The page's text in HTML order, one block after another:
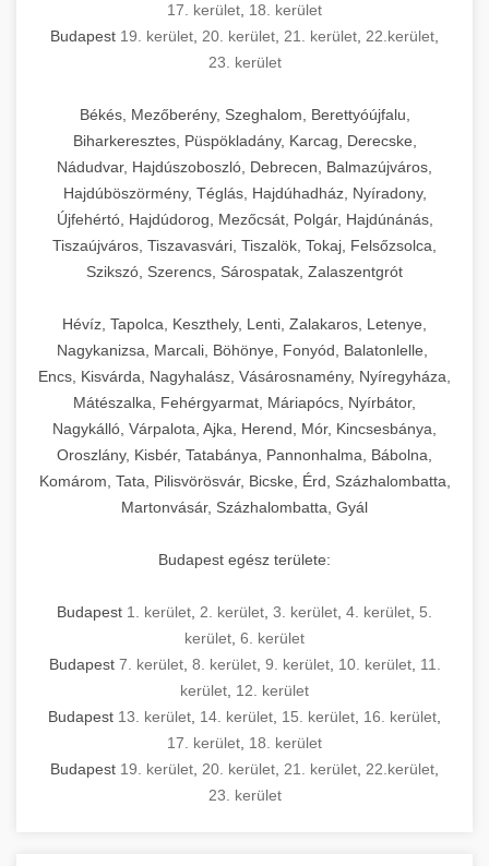
17. kerület 18. kerület
Budapest 19. kerület 20. kerület 21. kerület 22.kerület
23. kerület
Békés, Mezőberény, Szeghalom, Berettyóújfalu,
Biharkeresztes, Püspökladány, Karcag, Derecske,
Nádudvar, Hajdúszoboszló, Debrecen, Balmazújváros,
Hajdúböszörmény, Téglás, Hajdúhadház, Nyíradony,
Újfehértó, Hajdúdorog, Mezőcsát, Polgár, Hajdúnánás,
Tiszaújváros, Tiszavasvári, Tiszalök, Tokaj, Felsőzsolca,
Szikszó, Szerencs, Sárospatak, Zalaszentgrót
Hévíz, Tapolca, Keszthely, Lenti, Zalakaros, Letenye,
Nagykanizsa, Marcali, Böhönye, Fonyód, Balatonlelle,
Encs, Kisvárda, Nagyhalász, Vásárosnamény, Nyíregyháza,
Mátészalka, Fehérgyarmat, Máriapócs, Nyírbátor,
Nagykálló, Várpalota, Ajka, Herend, Mór, Kincsesbánya,
Oroszlány, Kisbér, Tatabánya, Pannonhalma, Bábolna,
Komárom, Tata, Pilisvörösvár, Bicske, Érd, Százhalombatta,
Martonvásár, Százhalombatta, Gyál
Budapest egész területe:
Budapest 1. kerület 2. kerület 3. kerület 4. kerület 5.
kerület 6. kerület
Budapest 7. kerület, 8. kerület, 9. kerület, 10. kerület, 11.
kerület 12. kerület
Budapest 13. kerület 14. kerület 15. kerület 16. kerület
17. kerület 18. kerület
Budapest 19. kerület 20. kerület 21. kerület 22.kerület
23. kerület